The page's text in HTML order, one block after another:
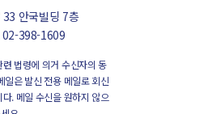
33 안국빌딩 7층
398-1609
법령에 의거 수신자의 동
일은 발신 전용 메일로 회신
. 메일 수신을 원하지 않으